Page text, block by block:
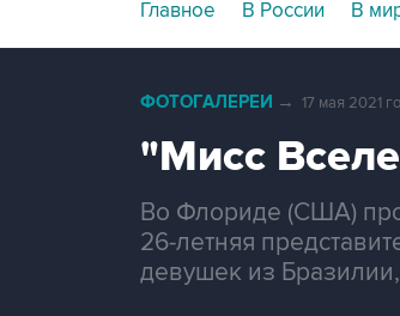
Главное В России В
ФОТОГАЛЕРЕИ → 17 мая 2021
"Мисс
Во Флориде (США)
26-летняя
девушек из